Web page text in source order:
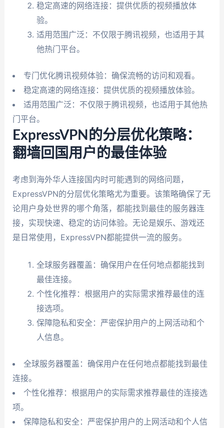
稳定高速的网络连接：提供优质的视频播放体
验。
适用范围广泛：不仅限于腾讯视频，也适用于其
他热门平台。
专门优化腾讯视频体验：确保流畅的访问和观看。
稳定高速的网络连接：提供优质的视频播放体验。
适用范围广泛：不仅限于腾讯视频，也适用于其他热
门平台。
ExpressVPN的分层优化策略：
翻墙回国用户的最佳体验
考虑到海外华人连接国内时可能遇到的网络问题，
ExpressVPN的分层优化策略尤为重要。该策略确保了无
论用户身处世界的哪个角落，都能找到最佳的服务器连
接，实现快速、稳定的访问体验。无论是娱乐、游戏还
是日常使用，ExpressVPN都能提供一流的服务。
全球服务器覆盖：确保用户在任何地点都能找到
最佳连接。
个性化推荐：根据用户的实际需求推荐最佳的连
接选项。
保障隐私和安全：严密保护用户的上网活动和个
人信息。
全球服务器覆盖：确保用户在任何地点都能找到最佳
连接。
个性化推荐：根据用户的实际需求推荐最佳的连接选
项。
保障隐私和安全：严密保护用户的上网活动和个人信